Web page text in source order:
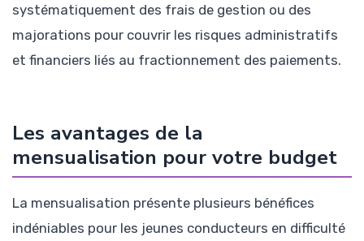
systématiquement des frais de gestion ou des
majorations pour couvrir les risques administratifs
et financiers liés au fractionnement des paiements.
Les avantages de la
mensualisation pour votre budget
La mensualisation présente plusieurs bénéfices
indéniables pour les jeunes conducteurs en difficulté